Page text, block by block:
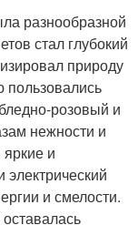
разнообразной
стал глубокий
природу
пользовались
розовый и
нежности и
и
и смелости.